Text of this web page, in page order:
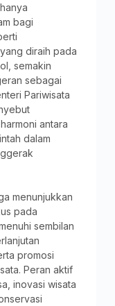
bagi
diraih pada
semakin
sebagai
Pariwisata
antara
dalam
menunjukkan
pada
sembilan
promosi
Peran aktif
inovasi wisata